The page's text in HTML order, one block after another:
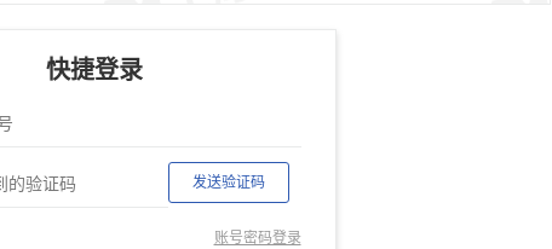
快捷登录
发送验证码
账号密码登录